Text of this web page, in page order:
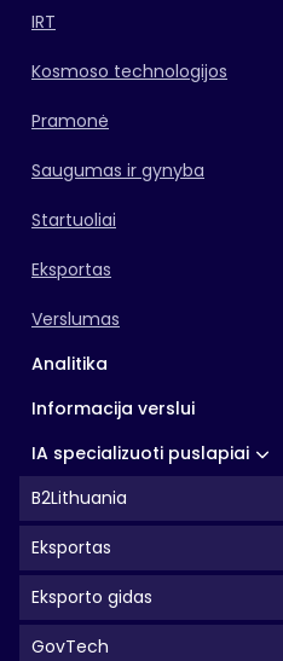
IRT
Kosmoso technologijos
Pramonė
Saugumas ir gynyba
Startuoliai
Eksportas
Verslumas
Analitika
Informacija verslui
IA specializuoti puslapiai
B2Lithuania
Eksportas
Eksporto gidas
GovTech